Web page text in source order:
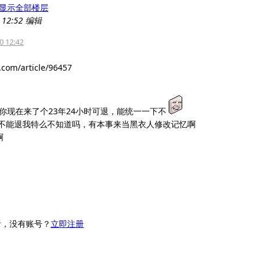
显示全部楼层
编辑
12:42
article/96457
现在来了个23年24小时可退，能统一一下不
能退我特么不知道吗，有本事来当黑衣人修改记忆啊
没有账号？ 立即注册